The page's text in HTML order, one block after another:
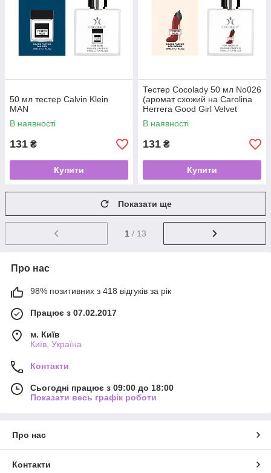
50 мл тестер Calvin Klein
MAN
В наявності
131 ₴
Купити
Тестер Cocolady 50 мл No026
(аромат схожий на Carolina
Herrera Good Girl Velvet
Fatale)
В наявності
131 ₴
Купити
Показати ще
1 / 13
Про нас
98% позитивних з 418 відгуків за рік
Працює з 07.02.2017
м. Київ
Київ, Україна
Контакти
Сьогодні працює з 09:00 до 18:00
Показати весь графік роботи
Про нас
Контакти